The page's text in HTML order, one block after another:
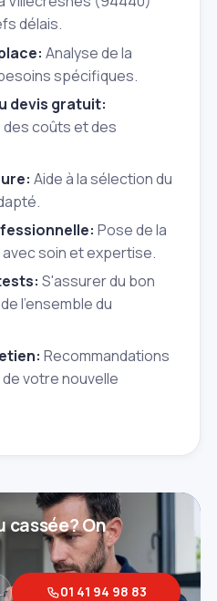
délais.
Analyse de la
spécifiques.
devis gratuit:
des coûts et des
Aide à la sélection du
Pose de la
soin et expertise.
S'assurer du bon
l'ensemble du
Recommandations
votre nouvelle
cassée? On
01 41 94 98 83